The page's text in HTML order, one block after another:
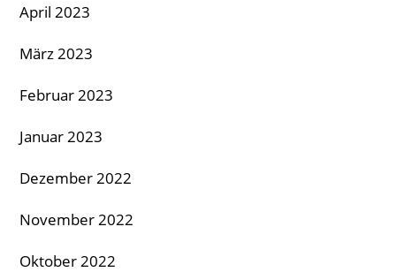
April 2023
März 2023
Februar 2023
Januar 2023
Dezember 2022
November 2022
Oktober 2022